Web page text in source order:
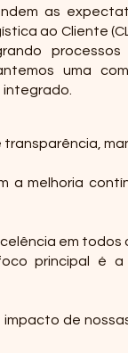
as
ao Cliente
uma
transparência,
a melhoria
em
principal é
impacto de